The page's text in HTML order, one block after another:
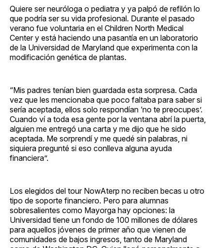
Quiere ser neuróloga o pediatra y ya palpó de refilón lo
que podría ser su vida profesional. Durante el pasado
verano fue voluntaria en el Children North Medical
Center y está haciendo una pasantía en un laboratorio
de la Universidad de Maryland que experimenta con la
modificación genética de plantas.
“Mis padres tenían bien guardada esta sorpresa. Cada
vez que les mencionaba que poco faltaba para saber si
sería aceptada, ellos solo respondían ‘no te preocupes’.
Cuando ví a toda esa gente por la ventana abrí la puerta,
alguien me entregó una carta y me dijo que he sido
aceptada. Me sorprendí y me quedé sin palabras, ni
siquiera pregunté si eso conlleva alguna ayuda
financiera”.
Los elegidos del tour NowAterp no reciben becas u otro
tipo de soporte financiero. Pero para alumnas
sobresalientes como Mayorga hay opciones: la
Universidad tiene un fondo de 100 millones de dólares
para aquellos jóvenes de primer año que vienen de
comunidades de bajos ingresos, tanto de Maryland